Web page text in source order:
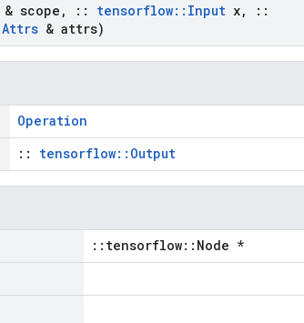
& scope , :: tensorflow:: Input x,
::
Attrs & attrs)
Operation
:: tensorflow::Output
::tensorflow::Node *